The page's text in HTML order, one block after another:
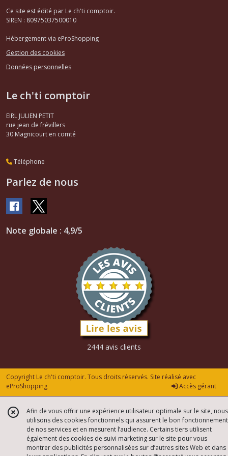
Ce site est édité par Le ch'ti comptoir.
SIREN : 80975037500010
Hébergement via eProShopping
Gestion des cookies
Données personnelles
Le ch'ti comptoir
EIRL JULIEN PETIT
rue jean de frévillers
30 Magnicourt en comté
Téléphone
Parlez de nous
Note globale : 4,9/5
2444 avis clients
Copyright Le ch'ti comptoir. Tous droits réservés. Site réalisé avec
eProShopping
Accès gérant
Afin de vous offrir une expérience utilisateur optimale sur le site, nous
utilisons des cookies fonctionnels qui assurent le bon fonctionnement
de nos services et en mesurent l’audience. Certains tiers utilisent
également des cookies de suivi marketing sur le site pour vous
montrer des publicités personnalisées sur d’autres sites Web et dans